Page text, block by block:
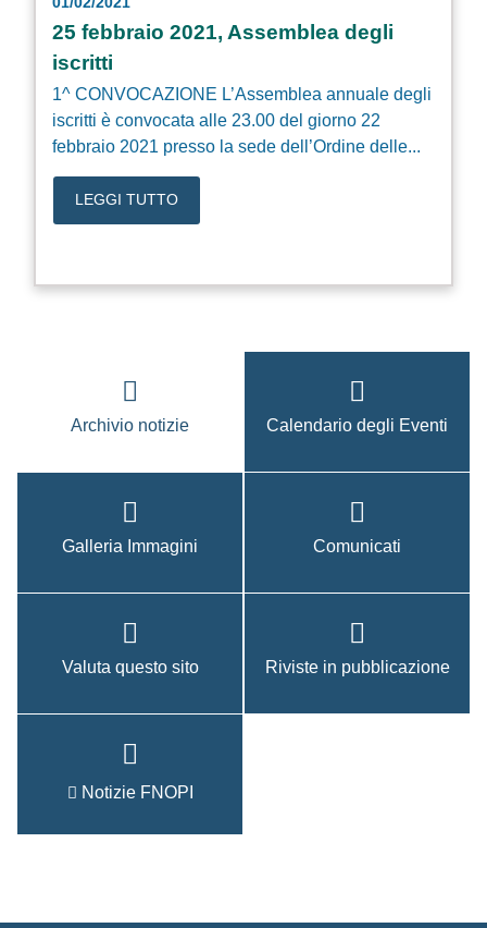
25 febbraio 2021, Assemblea degli
iscritti
1^ CONVOCAZIONE L’Assemblea annuale degli
iscritti è convocata alle 23.00 del giorno 22
febbraio 2021 presso la sede dell’Ordine delle...
LEGGI TUTTO
Archivio notizie Calendario degli Eventi
Galleria Immagini Comunicati
Valuta questo sito Riviste in pubblicazione
Notizie FNOPI